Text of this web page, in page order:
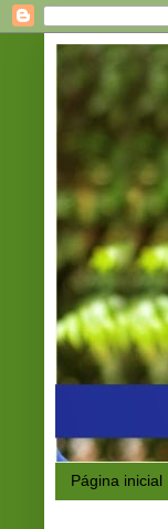
Página inicial